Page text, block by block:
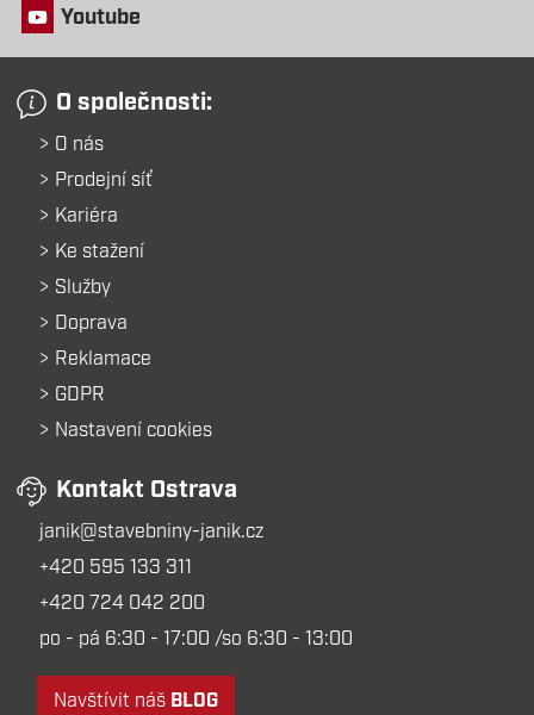
Youtube
O společnosti:
O nás
Prodejní síť
Kariéra
Ke stažení
Služby
Doprava
Reklamace
GDPR
Nastavení cookies
Kontakt Ostrava
janik@stavebniny-janik.cz
+420 595 133 311
+420 724 042 200
po - pá 6:30 - 17:00 /so 6:30 - 13:00
Navštívit náš BLOG